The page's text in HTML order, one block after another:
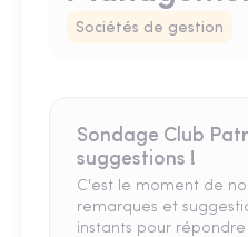
Sociétés de gestion
Sondage Club
suggestions !
C'est le moment de
remarques et
instants pour